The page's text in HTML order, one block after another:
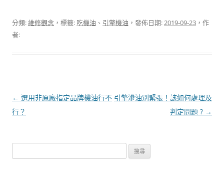
分類:維修觀念 ，標籤: 吃機油 、 引擎機油 ，發佈日期:2019-09-23 ，作
者:
文
章
← 選用非原廠指定品牌機油行不
行？
引擎滲油別緊張！該如何處理及
判定問題 ? →
尋